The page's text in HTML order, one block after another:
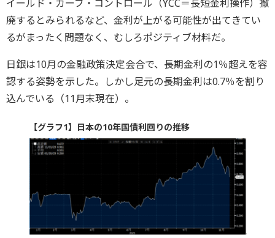
イールド・カーブ・コントロール（YCC＝長短金利操作）撤
廃するとみられるなど、金利が上がる可能性が出てきてい
るがまったく問題なく、むしろポジティブ材料だ。
日銀は10月の金融政策決定会合で、長期金利の1％超えを容
認する姿勢を示した。しかし足元の長期金利は0.7％を割り
込んでいる（11月末現在）。
【グラフ1】日本の10年国債利回りの推移